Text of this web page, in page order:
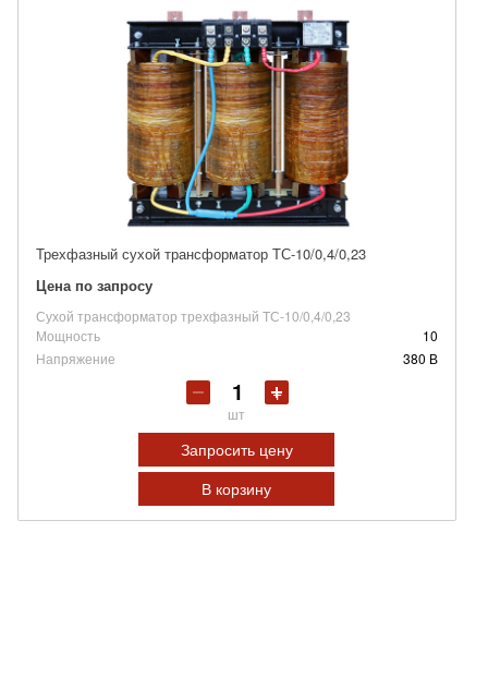
Трехфазный сухой трансформатор ТС-10/0,4/0,23
Цена по запросу
Сухой трансформатор трехфазный ТС-10/0,4/0,23
Мощность
10
Напряжение
380 В
шт
Запросить цену
В корзину